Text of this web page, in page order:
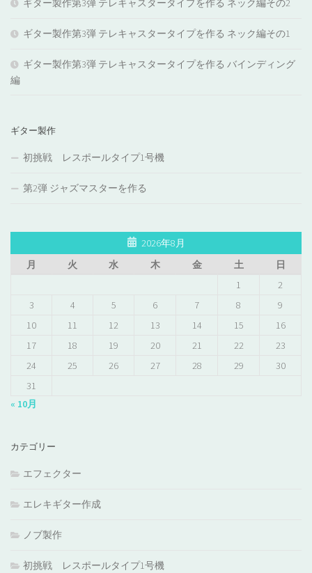
ギター製作第3弾 テレキャスタータイプを作る ネック編その2
ギター製作第3弾 テレキャスタータイプを作る ネック編その1
ギター製作第3弾 テレキャスタータイプを作る バインディング
編
ギター製作
初挑戦 レスポールタイプ1号機
第2弾 ジャズマスターを作る
2026年8月
月
火 水 木 金 土
日
1
2
3
4 5 6 7 8
9
10
11 12 13 14 15
16
17
18 19 20 21 22
23
24
25 26 27 28 29
30
31
« 10月
カテゴリー
エフェクター
エレキギター作成
ノブ製作
初挑戦 レスポールタイプ1号機